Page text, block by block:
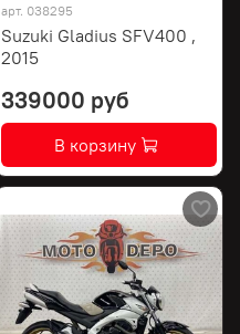
арт. 038295
Suzuki Gladius SFV400 ,
2015
339000 руб
В корзину